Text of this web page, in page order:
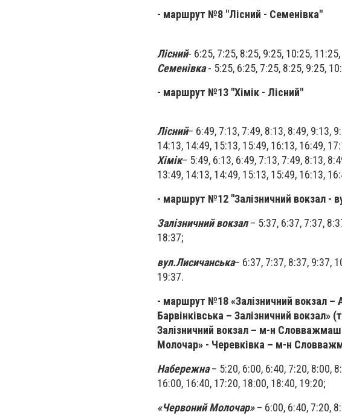
- маршрут №8 "Лісний - Семенівка"
Лісний- 6:25, 7:25, 8:25, 9:25, 10:25,
Семенівка- 5:25, 6:25, 7:25, 8:25, 9:25,
- маршрут №13 "Хімік - Лісний"
Лісний– 6:49, 7:13, 7:49, 8:13, 8:49, 9:13,
14:13, 14:49, 15:13, 15:49, 16:13, 16:49,
Хімік– 5:49, 6:13, 6:49, 7:13, 7:49, 8:13,
13:49, 14:13, 14:49, 15:13, 15:49, 16:13,
- маршрут №12 "Залізничний вокзал -
Залізничний вокзал– 5:37, 6:37, 7:37,
18:37;
вул.Лисичанська– 6:37, 7:37, 8:37, 9:37,
19:37.
- маршрут №18 «Залізничний вокзал –
Барвінківська – Залізничний
Залізничний вокзал – м-н
Молочар» - Черевківка – м-н
Набережна– 5:20, 6:00, 6:40, 7:20, 8:00,
16:00, 16:40, 17:20, 18:00, 18:40, 19:20;
«Червоний Молочар»– 6:00, 6:40, 7:20,